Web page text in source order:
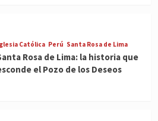
Católica Perú Santa Rosa de Lima
Rosa de Lima: la historia que
el Pozo de los Deseos